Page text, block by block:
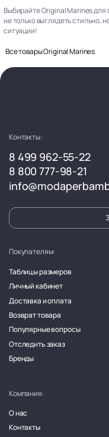
Выбирайте Original Marines для
не только выглядеть стильно,
ситуации!
Все товары Original Marines
Контакты:
8 499 962-55-22
8 800 777-98-21
Покупателям:
Таблицы размеров
Личный кабинет
Доставка и оплата
Возврат товара
Популярные вопросы
Отследить заказ
Бренды
Компания:
О нас
Контакты